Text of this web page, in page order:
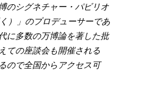
のシグネチャー・パビリオ
）」のプロデューサーであ
に多数の万博論を著した批
ての座談会も開催される
ので全国からアクセス可